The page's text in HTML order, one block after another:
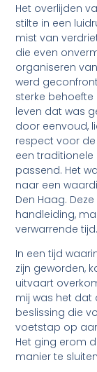
Het overlijden
stilte in een
mist van
die even
organiseren
werd
sterke
leven dat was
door eenvoud,
respect voor
een
passend. Het
naar een
Den Haag.
handleiding,
verwarrende tijd.
In een tijd
zijn geworden,
uitvaart
mij was het dat
beslissing die
voetstap op
Het ging erom
manier te